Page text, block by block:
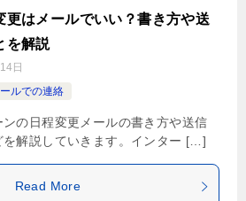
更はメールでいい？書き方や送
を解説
日
ルでの連絡
の日程変更メールの書き方や送信
を解説していきます。インター […]
Read More